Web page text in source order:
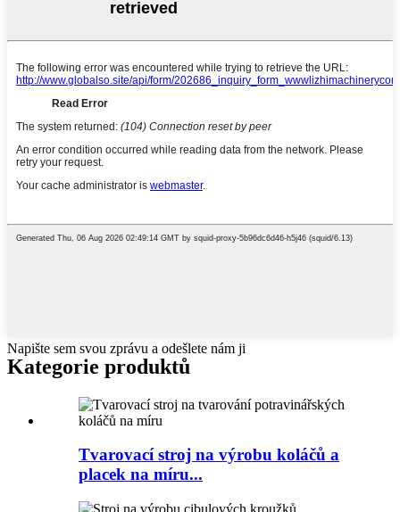
Napište sem svou zprávu a odešlete nám ji
Kategorie produktů
Tvarovací stroj na výrobu koláčů a
placek na míru...